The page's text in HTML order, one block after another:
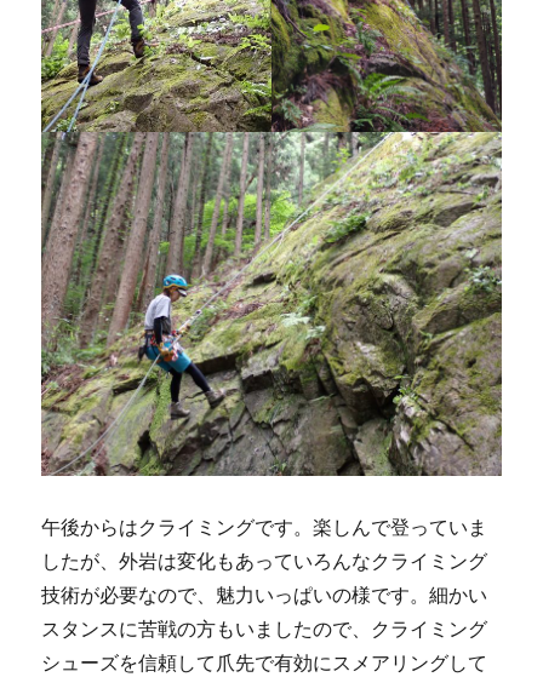
午後からはクライミングです。楽しんで登っていま
したが、外岩は変化もあっていろんなクライミング
技術が必要なので、魅力いっぱいの様です。細かい
スタンスに苦戦の方もいましたので、クライミング
シューズを信頼して爪先で有効にスメアリングして